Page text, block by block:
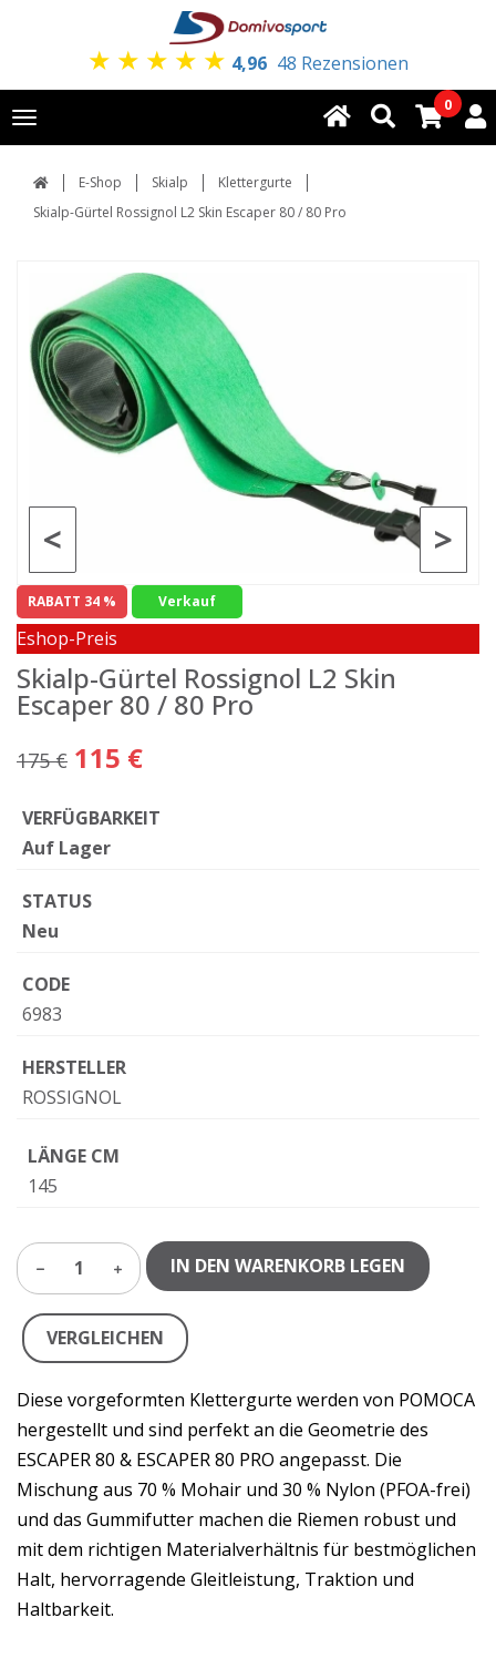
★ ★ ★ ★ ★ 4,96 48 Rezensionen
Toggle
navigation
0
E-Shop Skialp
Klettergurte
Skialp-Gürtel Rossignol L2 Skin Escaper 80 / 80 Pro
>
<
RABATT 34 % Verkauf
Eshop-Preis
Skialp-Gürtel Rossignol L2 Skin
Escaper 80 / 80 Pro
175 € 115 €
VERFÜGBARKEIT
Auf Lager
STATUS
Neu
CODE
6983
HERSTELLER
ROSSIGNOL
LÄNGE CM
145
1 IN DEN WARENKORB LEGEN
VERGLEICHEN
Diese vorgeformten Klettergurte werden von POMOCA
hergestellt und sind perfekt an die Geometrie des
ESCAPER 80 & ESCAPER 80 PRO angepasst. Die
Mischung aus 70 % Mohair und 30 % Nylon (PFOA-frei)
und das Gummifutter machen die Riemen robust und
mit dem richtigen Materialverhältnis für bestmöglichen
Halt, hervorragende Gleitleistung, Traktion und
Haltbarkeit.